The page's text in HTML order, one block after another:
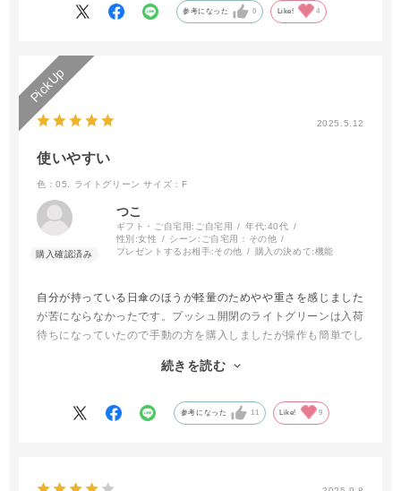
どの色も可愛いかったのでどれにするかすごく迷いましたが、飽
きが来なそうで長く使えるかなと思いベージュを選びました。
お色味でコレにして良かったなと大変気に入っています。
来月は万博に行くので、そこでも活躍してくれることでしょう。
参考になった 0 Like! 4
2025.5.12
使いやすい
色：05. ライトグリーン サイズ：F
つこ
ギフト・ご自宅用: ご自宅用 年代:40代
性別:女性 シーン: ご自宅用：その他
プレゼントするお相手:その他 購入の決めて:機能
自分が持っている日傘のほうが軽量のためやや重さを感じました
が苦にならなかったです。プッシュ開閉のライトグリーンは入荷
待ちになっていたので手動の方を購入しましたが操作も簡単でし
こないのと、すぐに乾いて翌日は晴天で使いましたがとても眩し
じました。収納する際も形状記憶のためとても簡単で購入してよ
続きを読む
参考になった 11 Like! 9